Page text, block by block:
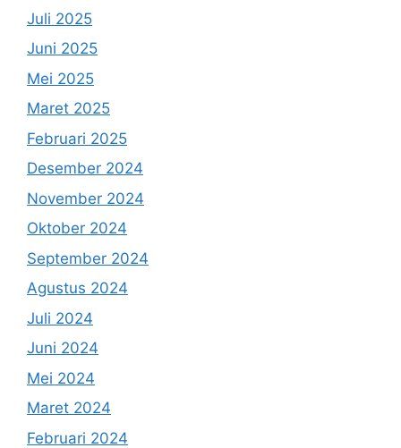
Juli 2025
Juni 2025
Mei 2025
Maret 2025
Februari 2025
Desember 2024
November 2024
Oktober 2024
September 2024
Agustus 2024
Juli 2024
Juni 2024
Mei 2024
Maret 2024
Februari 2024